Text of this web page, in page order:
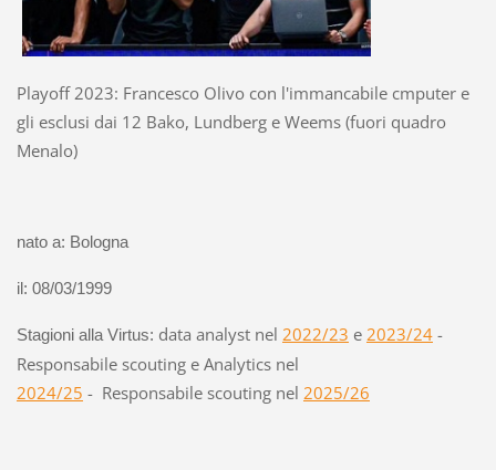
Playoff 2023: Francesco Olivo con l'immancabile cmputer e
gli esclusi dai 12 Bako, Lundberg e Weems (fuori quadro
Menalo)
nato a: Bologna
il: 08/03/1999
Stagioni alla Virtus: data analyst nel 2022/23 e 2023/24-
Responsabile scouting e Analytics nel
2024/25 - Responsabile scouting nel 2025/26